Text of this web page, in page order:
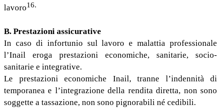
lavoro16.
B. Prestazioni assicurative
In caso di infortunio sul lavoro e malattia professionale
l’Inail eroga prestazioni economiche, sanitarie, socio-
sanitarie e integrative.
Le prestazioni economiche Inail, tranne l’indennità di
temporanea e l’integrazione della rendita diretta, non sono
soggette a tassazione, non sono pignorabili né cedibili.